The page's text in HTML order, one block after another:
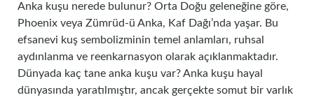
Anka kuşu nerede bulunur? Orta Doğu geleneğine göre,
Phoenix veya Zümrüd-ü Anka, Kaf Dağı’nda yaşar. Bu
efsanevi kuş sembolizminin temel anlamları, ruhsal
aydınlanma ve reenkarnasyon olarak açıklanmaktadır.
Dünyada kaç tane anka kuşu var? Anka kuşu hayal
dünyasında yaratılmıştır, ancak gerçekte somut bir varlık